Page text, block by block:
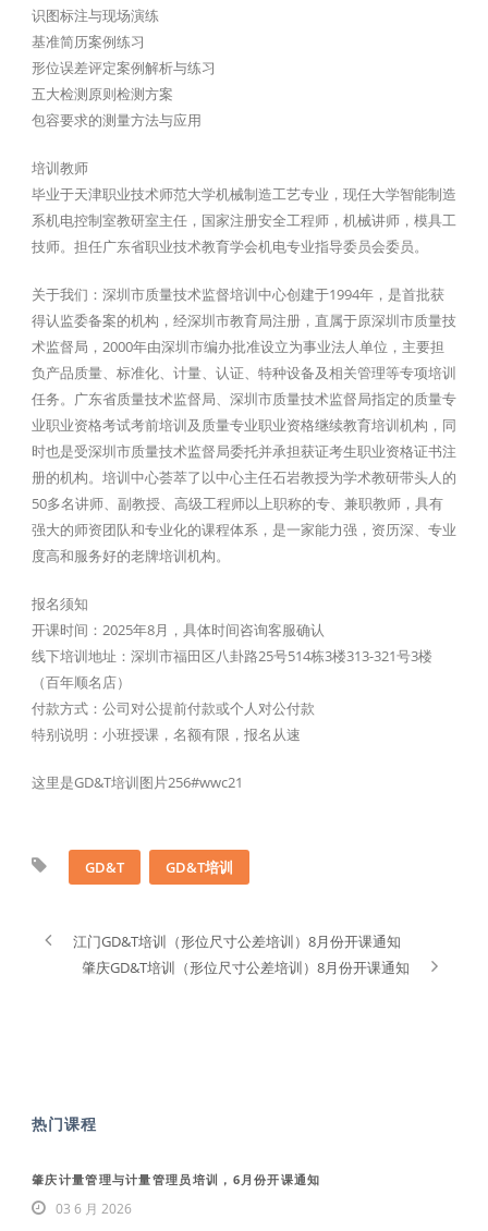
识图标注与现场演练
基准简历案例练习
形位误差评定案例解析与练习
五大检测原则检测方案
包容要求的测量方法与应用
培训教师
毕业于天津职业技术师范大学机械制造工艺专业，现任大学智能制造
系机电控制室教研室主任，国家注册安全工程师，机械讲师，模具工
技师。担任广东省职业技术教育学会机电专业指导委员会委员。
关于我们：深圳市质量技术监督培训中心创建于1994年，是首批获
得认监委备案的机构，经深圳市教育局注册，直属于原深圳市质量技
术监督局，2000年由深圳市编办批准设立为事业法人单位，主要担
负产品质量、标准化、计量、认证、特种设备及相关管理等专项培训
任务。广东省质量技术监督局、深圳市质量技术监督局指定的质量专
业职业资格考试考前培训及质量专业职业资格继续教育培训机构，同
时也是受深圳市质量技术监督局委托并承担获证考生职业资格证书注
册的机构。培训中心荟萃了以中心主任石岩教授为学术教研带头人的
50多名讲师、副教授、高级工程师以上职称的专、兼职教师，具有
强大的师资团队和专业化的课程体系，是一家能力强，资历深、专业
度高和服务好的老牌培训机构。
报名须知
开课时间：2025年8月，具体时间咨询客服确认
线下培训地址：深圳市福田区八卦路25号514栋3楼313-321号3楼
（百年顺名店）
付款方式：公司对公提前付款或个人对公付款
特别说明：小班授课，名额有限，报名从速
这里是GD&T培训图片256#wwc21
GD&T GD&T培训
江门GD&T培训（形位尺寸公差培训）8月份开课通知
肇庆GD&T培训（形位尺寸公差培训）8月份开课通知
热门课程
肇庆计量管理与计量管理员培训，6月份开课通知
03 6 月 2026